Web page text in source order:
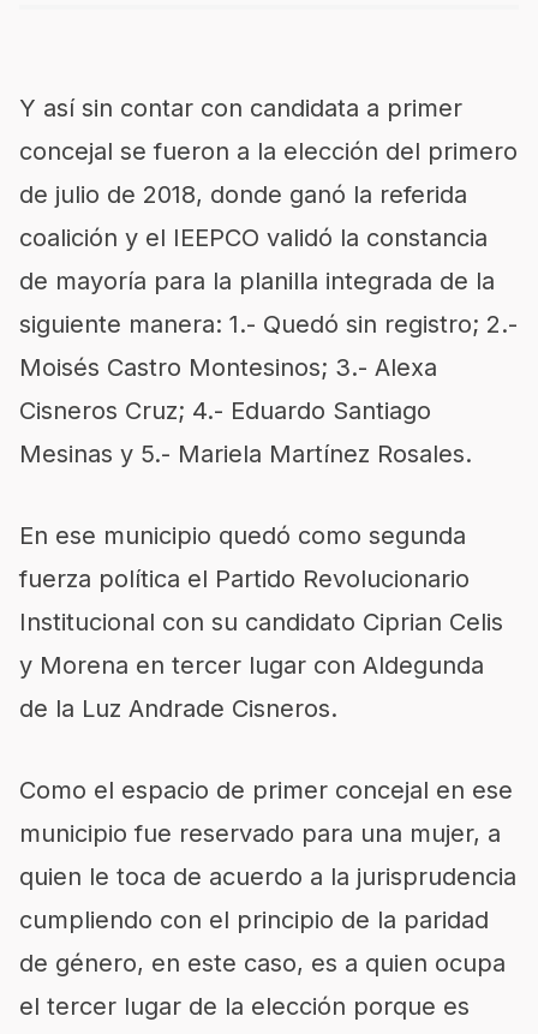
Y así sin contar con candidata a primer
concejal se fueron a la elección del primero
de julio de 2018, donde ganó la referida
coalición y el IEEPCO validó la constancia
de mayoría para la planilla integrada de la
siguiente manera: 1.- Quedó sin registro; 2.-
Moisés Castro Montesinos; 3.- Alexa
Cisneros Cruz; 4.- Eduardo Santiago
Mesinas y 5.- Mariela Martínez Rosales.
En ese municipio quedó como segunda
fuerza política el Partido Revolucionario
Institucional con su candidato Ciprian Celis
y Morena en tercer lugar con Aldegunda
de la Luz Andrade Cisneros.
Como el espacio de primer concejal en ese
municipio fue reservado para una mujer, a
quien le toca de acuerdo a la jurisprudencia
cumpliendo con el principio de la paridad
de género, en este caso, es a quien ocupa
el tercer lugar de la elección porque es